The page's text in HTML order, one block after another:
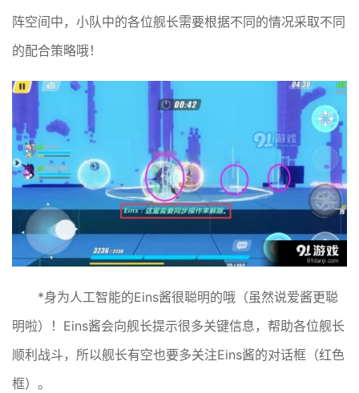
阵空间中，小队中的各位舰长需要根据不同的情况采取不同
的配合策略哦！
*身为人工智能的Eins酱很聪明的哦（虽然说爱酱更聪
明啦）！Eins酱会向舰长提示很多关键信息，帮助各位舰长
顺利战斗，所以舰长有空也要多关注Eins酱的对话框（红色
框）。